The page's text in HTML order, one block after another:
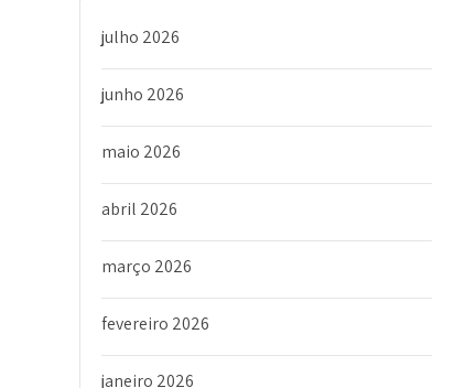
julho 2026
junho 2026
maio 2026
abril 2026
março 2026
fevereiro 2026
janeiro 2026